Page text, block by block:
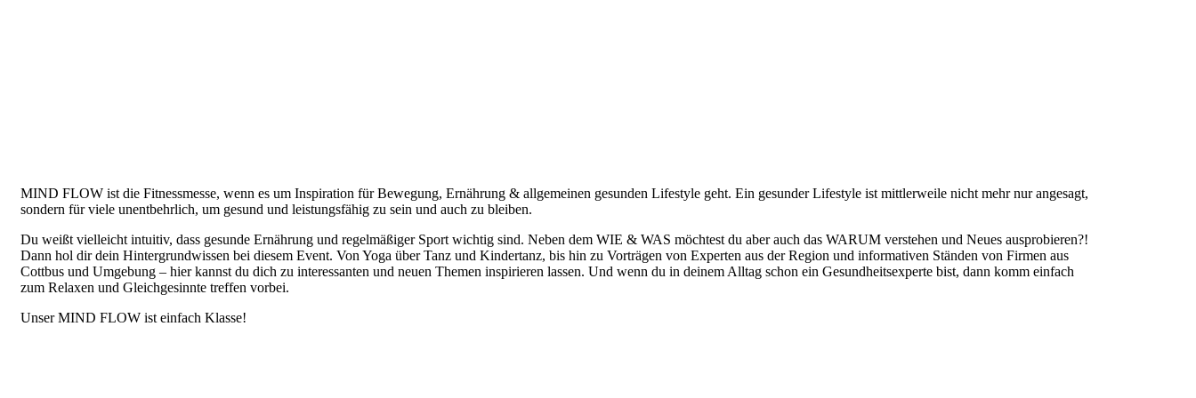
MIND FLOW ist die Fitnessmesse, wenn es um Inspiration für Bewegung, Ernährung & allgemeinen gesunden Lifestyle geht. Ein gesunder Lifestyle ist mittlerweile nicht mehr nur angesagt,
sondern für viele unentbehrlich, um gesund und leistungsfähig zu sein und auch zu bleiben.
Du weißt vielleicht intuitiv, dass gesunde Ernährung und regelmäßiger Sport wichtig sind. Neben dem WIE & WAS möchtest du aber auch das WARUM verstehen und Neues ausprobieren?!
Dann hol dir dein Hintergrundwissen bei diesem Event. Von Yoga über Tanz und Kindertanz, bis hin zu Vorträgen von Experten aus der Region und informativen Ständen von Firmen aus
Cottbus und Umgebung – hier kannst du dich zu interessanten und neuen Themen inspirieren lassen. Und wenn du in deinem Alltag schon ein Gesundheitsexperte bist, dann komm einfach
zum Relaxen und Gleichgesinnte treffen vorbei.
Unser MIND FLOW ist einfach Klasse!